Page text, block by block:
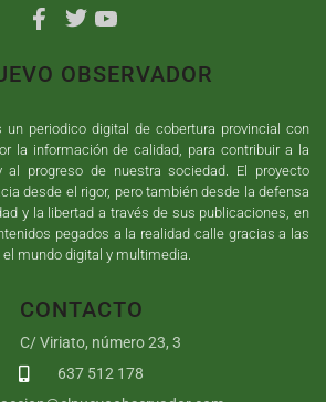
OBSERVADOR
un periodico digital de cobertura provincial con
la información de calidad, para contribuir a la
al progreso de nuestra sociedad. El proyecto
desde el rigor, pero también desde la defensa
y la libertad a través de sus publicaciones, en
pegados a la realidad calle gracias a las
mundo digital y multimedia.
CONTACTO
C/ Viriato, número 23, 3
637 512 178